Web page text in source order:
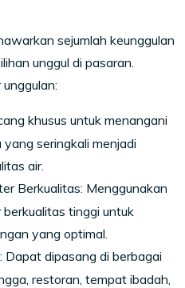
sejumlah keunggulan
unggul di pasaran.
khusus untuk menangani
yang seringkali menjadi
air.
Berkualitas: Menggunakan
tinggi untuk
yang optimal.
Dapat dipasang di berbagai
restoran, tempat ibadah,